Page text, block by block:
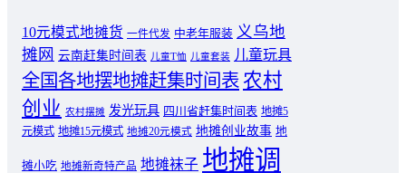
10元模式地摊货 一件代发 中老年服装 义乌地
摊网 云南赶集时间表 儿童T恤 儿童套装 儿童玩具
全国各地摆地摊赶集时间表 农村
创业 农村摆摊 发光玩具 四川省赶集时间表 地摊5
元模式 地摊15元模式 地摊20元模式 地摊创业故事 地
摊小吃 地摊新奇特产品 地摊袜子 地摊调